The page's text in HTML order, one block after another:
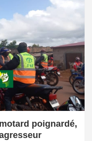
poignardé,